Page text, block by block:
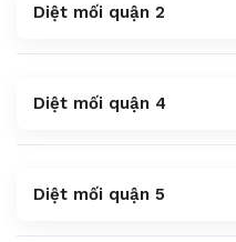
Diệt mối quận 2
Diệt mối quận 4
Diệt mối quận 5